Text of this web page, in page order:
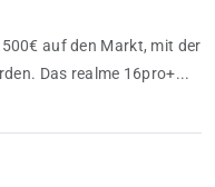
auf den Markt, mit der
Das realme 16pro+...